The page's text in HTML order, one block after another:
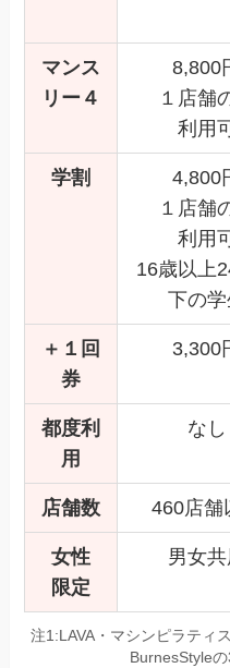
マンス
リー４
8,800
１店舗
利用
学割
4,800
１店舗
利用
16歳以上
下の学
＋１回
券
3,300
都度利
用
なし
店舗数 460店舗
女性
限定
男女共
注1:LAVA・マシンピラティ
BurnesStyle